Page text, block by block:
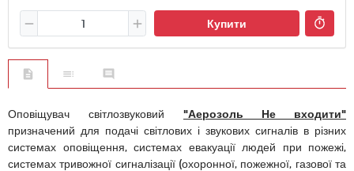
Купити
Оповіщувач світлозвуковий "Аерозоль Не входити"
призначений для подачі світлових і звукових сигналів в різних
системах оповіщення, системах евакуації людей при пожежі,
системах тривожної сигналізації (охоронної, пожежної, газової та